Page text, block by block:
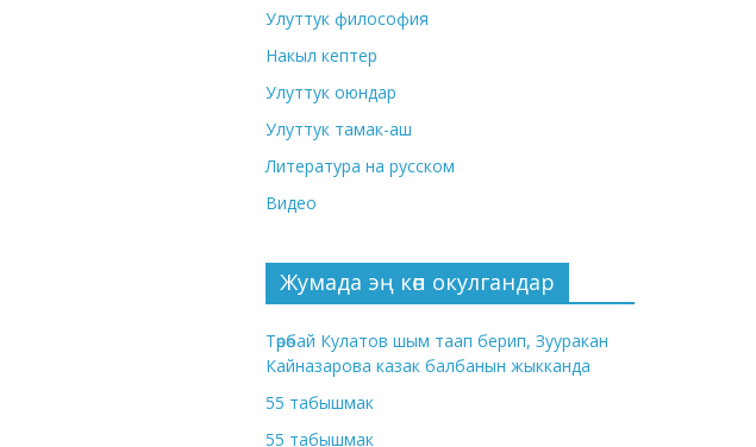
Улуттук философия
Накыл кептер
Улуттук оюндар
Улуттук тамак-аш
Литература на русском
Видео
Жумада эң көп окулгандар
Төрөбай Кулатов шым таап берип, Зууракан
Кайназарова казак балбанын жыкканда
55 табышмак
55 табышмак